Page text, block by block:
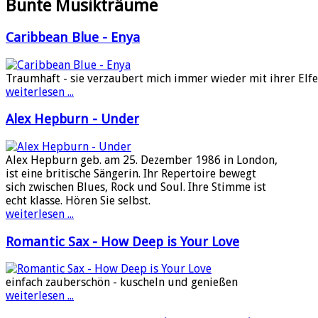
Bunte Musikträume
Caribbean Blue - Enya
Traumhaft - sie verzaubert mich immer wieder mit ihrer
weiterlesen ...
Alex Hepburn - Under
Alex Hepburn geb. am 25. Dezember 1986 in London,
ist eine britische Sängerin. Ihr Repertoire bewegt
sich zwischen Blues, Rock und Soul. Ihre Stimme ist
echt klasse. Hören Sie selbst.
weiterlesen ...
Romantic Sax - How Deep is Your Love
einfach zauberschön - kuscheln und genießen
weiterlesen ...